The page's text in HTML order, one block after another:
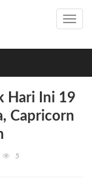
Hari Ini 19
Capricorn
5